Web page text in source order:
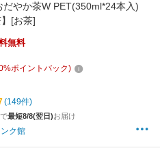
だやか茶W PET(350ml*24本入)
】[お茶]
無料
%ポイントバック)
(149件)
最短8/8(翌日)お届け
ク館